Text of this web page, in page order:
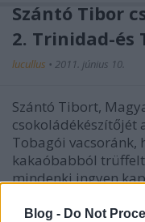
Blog - Do Not
Szántó Tibor
2. Trinidad-és
lucullus • 2011. június 10.
Szántó Tibort,
csokoládékészítőjét
Tobagói vacsoránk,
kakaóbabból
mindenki ingyen